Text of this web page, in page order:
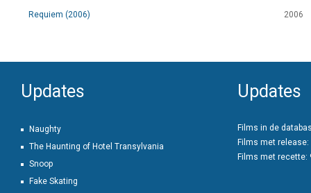
Requiem (2006) 2006
Updates
Naughty
The Haunting of Hotel Transylvania
Snoop
Fake Skating
Updates
Films in de
Films met release:
Films met recette: